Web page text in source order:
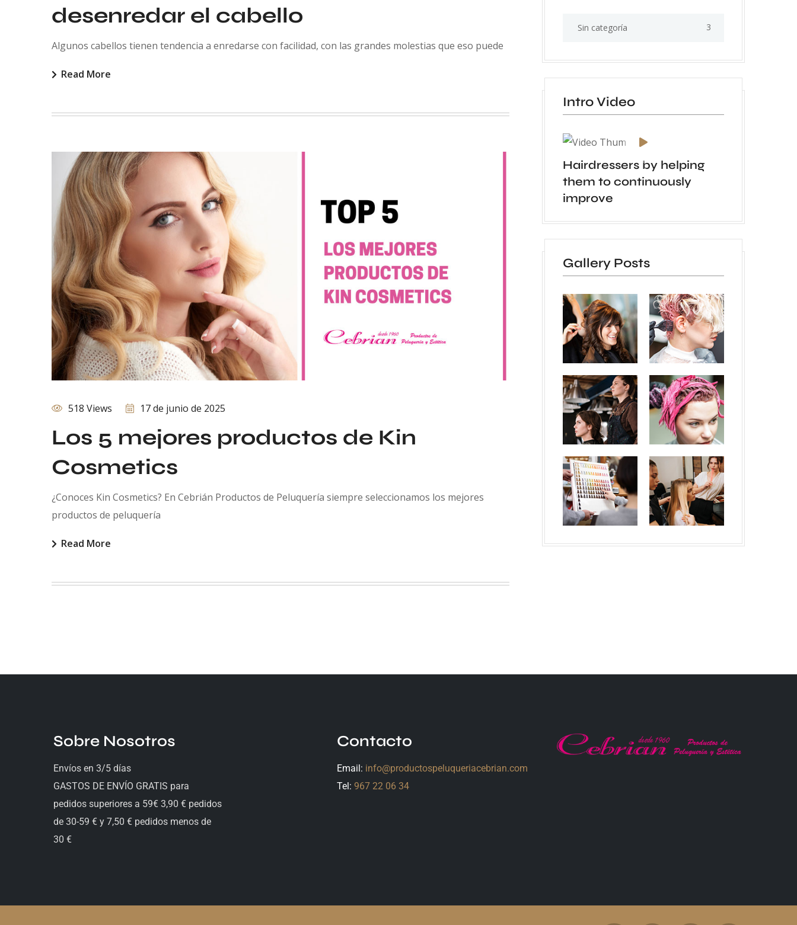
desenredar el cabello
Algunos cabellos tienen tendencia a enredarse con facilidad, con las grandes molestias que eso puede
Read More
518 Views 17 de junio de 2025
Los 5 mejores productos de Kin
Cosmetics
¿Conoces Kin Cosmetics? En Cebrián Productos de Peluquería siempre seleccionamos los mejores
productos de peluquería
Read More
Sin categoría 3
Intro Video
Hairdressers by helping
them to continuously
improve
Gallery Posts
Sobre Nosotros
Envíos en 3/5 días
GASTOS DE ENVÍO GRATIS para
pedidos superiores a 59€ 3,90 € pedidos
de 30-59 € y 7,50 € pedidos menos de
30 €
Contacto
Email: info@productospeluqueriacebrian.com
Tel: 967 22 06 34